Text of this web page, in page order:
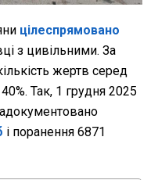
цілеспрямовано
з цивільними. За
жертв серед
Так, 1 грудня 2025
і поранення 6871